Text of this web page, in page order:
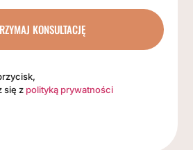
KONSULTACJĘ
się z polityką prywatności